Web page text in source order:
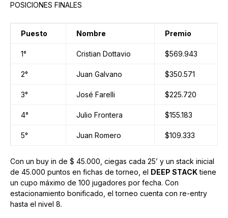
POSICIONES FINALES
Puesto Nombre Premio
1° Cristian Dottavio $569.943
2° Juan Galvano $350.571
3° José Farelli $225.720
4° Julio Frontera $155.183
5° Juan Romero $109.333
Con un buy in de $ 45.000, ciegas cada 25’ y un stack inicial
de 45.000 puntos en fichas de torneo, el DEEP STACKtiene
un cupo máximo de 100 jugadores por fecha. Con
estacionamiento bonificado, el torneo cuenta con re-entry
hasta el nivel 8.